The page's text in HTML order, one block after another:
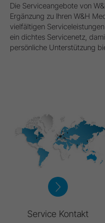
Die Serviceangebote von
Ergänzung zu Ihren W&H
vielfältigen
ein dichtes Servicenetz,
persönliche Unterstützung
Service Kontakt